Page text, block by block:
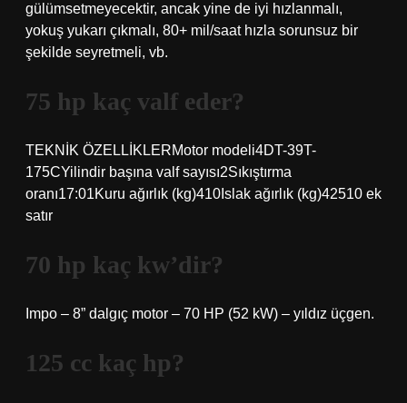
gülümsetmeyecektir, ancak yine de iyi hızlanmalı,
yokuş yukarı çıkmalı, 80+ mil/saat hızla sorunsuz bir
şekilde seyretmeli, vb.
75 hp kaç valf eder?
TEKNİK ÖZELLİKLERMotor modeli4DT-39T-
175CYilindir başına valf sayısı2Sıkıştırma
oranı17:01Kuru ağırlık (kg)410Islak ağırlık (kg)42510 ek
satır
70 hp kaç kw’dir?
Impo – 8” dalgıç motor – 70 HP (52 kW) – yıldız üçgen.
125 cc kaç hp?